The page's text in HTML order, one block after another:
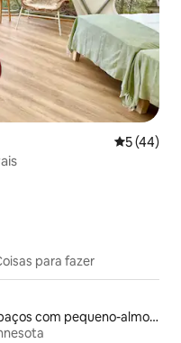
5 (44)
para fazer
Espaços com pequeno-almoço